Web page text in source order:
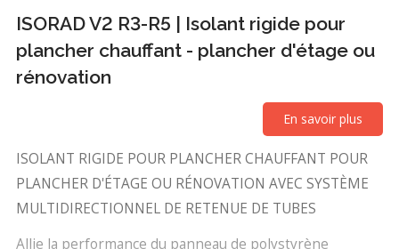
ISORAD V2 R3-R5 | Isolant rigide pour
plancher chauffant - plancher d'étage ou
rénovation
En savoir plus
ISOLANT RIGIDE POUR PLANCHER CHAUFFANT POUR
PLANCHER D'ÉTAGE OU RÉNOVATION AVEC SYSTÈME
MULTIDIRECTIONNEL DE RETENUE DE TUBES
Allie la performance du panneau de polystyrène